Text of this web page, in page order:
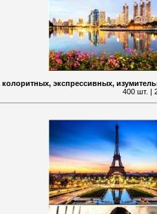
экспрессивных,
400 шт. |